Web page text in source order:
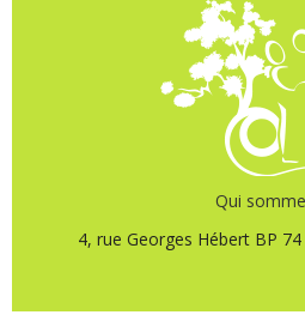
Qui
4, rue Georges Hébert BP